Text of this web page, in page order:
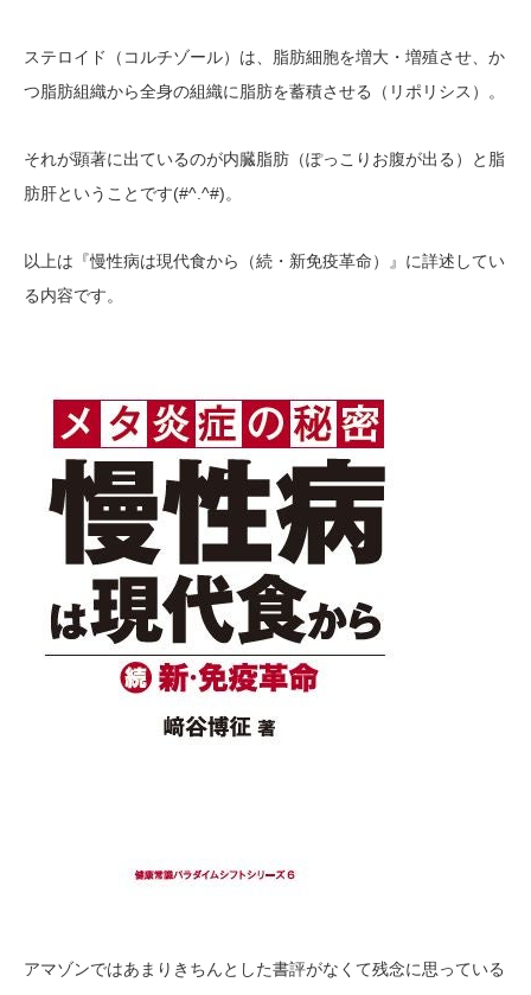
ステロイド（コルチゾール）は、脂肪細胞を増大・増殖させ、か
つ脂肪組織から全身の組織に脂肪を蓄積させる（リポリシス）。
それが顕著に出ているのが内臓脂肪（ぽっこりお腹が出る）と脂
肪肝ということです(#^.^#)。
以上は『慢性病は現代食から（続・新免疫革命）』に詳述してい
る内容です。
アマゾンではあまりきちんとした書評がなくて残念に思っている